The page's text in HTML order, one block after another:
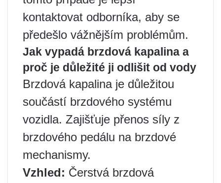
kontaktovat odborníka, aby se
předešlo vážnějším problémům.
Jak vypadá brzdová kapalina a
proč je důležité ji odlišit od vody
Brzdová kapalina je důležitou
součástí brzdového systému
vozidla. Zajišťuje přenos síly z
brzdového pedálu na brzdové
mechanismy.
Vzhled: Čerstvá brzdová